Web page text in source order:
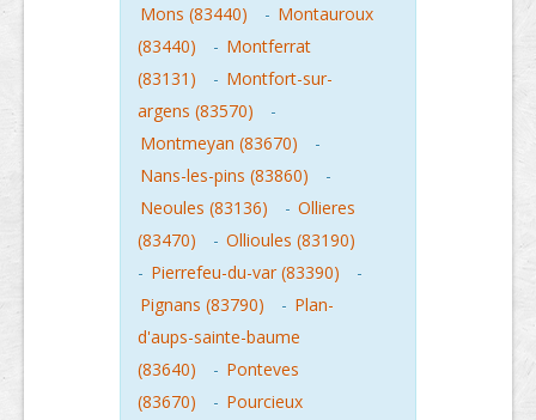
Mons (83440)
- Montauroux
(83440)
- Montferrat
(83131)
- Montfort-sur-
argens (83570)
-
Montmeyan (83670)
-
Nans-les-pins (83860)
-
Neoules (83136)
- Ollieres
(83470)
- Ollioules (83190)
- Pierrefeu-du-var (83390)
-
Pignans (83790)
- Plan-
d'aups-sainte-baume
(83640)
- Ponteves
(83670)
- Pourcieux